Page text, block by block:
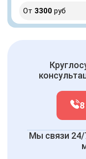
От 3300 руб
8
Мы связи